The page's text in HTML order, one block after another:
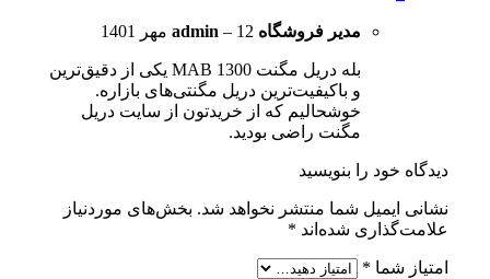
مدیر فروشگاه admin – 12 مهر 1401
بله دریل مگنت MAB 1300 یکی از دقیق‌ترین
و باکیفیت‌ترین دریل مگنتی‌های بازاره.
خوشحالیم که از خریدتون از سایت دریل
مگنت راضی بودید.
دیدگاه خود را بنویسید
نشانی ایمیل شما منتشر نخواهد شد. بخش‌های موردنیاز
علامت‌گذاری شده‌اند *
امتیاز شما *